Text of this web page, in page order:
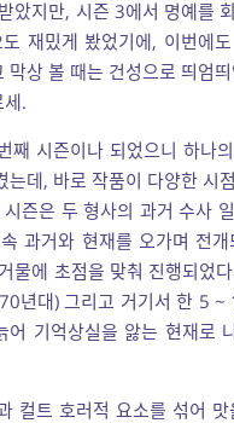
았지만, 시즌 3에서 명예를
재밌게 봤었기에, 이번에
막상 볼 때는 건성으로 띄엄
.
째 시즌이나 되었으니 하나
는데, 바로 작품이 다양한 시
즌은 두 형사의 과거 수사
과거와 현재를 오가며 전
물에 초점을 맞춰 진행되었
년대) 그리고 거기서 한 5 ~
어 기억상실을 앓는 현재로
컬트 호러적 요소를 섞어